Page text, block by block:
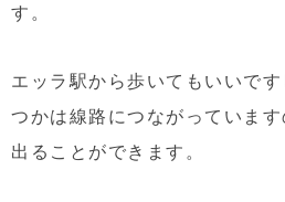
す。
エッラ駅から歩いてもいいで
つかは線路につながっていま
出ることができます。